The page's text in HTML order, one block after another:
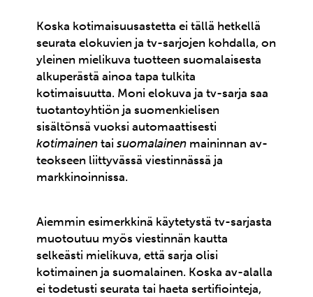
Koska kotimaisuusastetta ei tällä hetkellä
seurata elokuvien ja tv-sarjojen kohdalla, on
yleinen mielikuva tuotteen suomalaisesta
alkuperästä ainoa tapa tulkita
kotimaisuutta. Moni elokuva ja tv-sarja saa
tuotantoyhtiön ja suomenkielisen
sisältönsä vuoksi automaattisesti
kotimainen taisuomalainen maininnan av-
teokseen liittyvässä viestinnässä ja
markkinoinnissa.
Aiemmin esimerkkinä käytetystä tv-sarjasta
muotoutuu myös viestinnän kautta
selkeästi mielikuva, että sarja olisi
kotimainen ja suomalainen. Koska av-alalla
ei todetusti seurata tai haeta sertifiointeja,